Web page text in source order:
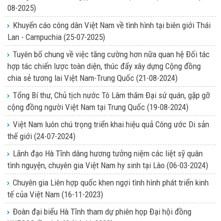
08-2025)
Khuyến cáo công dân Việt Nam về tình hình tại biên giới Thái
Lan - Campuchia (25-07-2025)
Tuyên bố chung về việc tăng cường hơn nữa quan hệ Đối tác
hợp tác chiến lược toàn diện, thúc đẩy xây dựng Cộng đồng
chia sẻ tương lai Việt Nam-Trung Quốc (21-08-2024)
Tổng Bí thư, Chủ tịch nước Tô Lâm thăm Đại sứ quán, gặp gỡ
cộng đồng người Việt Nam tại Trung Quốc (19-08-2024)
Việt Nam luôn chú trọng triển khai hiệu quả Công ước Di sản
thế giới (24-07-2024)
Lãnh đạo Hà Tĩnh dâng hương tưởng niệm các liệt sỹ quân
tình nguyện, chuyên gia Việt Nam hy sinh tại Lào (06-03-2024)
Chuyên gia Liên hợp quốc khen ngợi tình hình phát triển kinh
tế của Việt Nam (16-11-2023)
Đoàn đại biểu Hà Tĩnh tham dự phiên họp Đại hội đồng